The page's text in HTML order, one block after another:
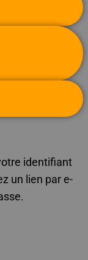
identifiant
un lien par e-